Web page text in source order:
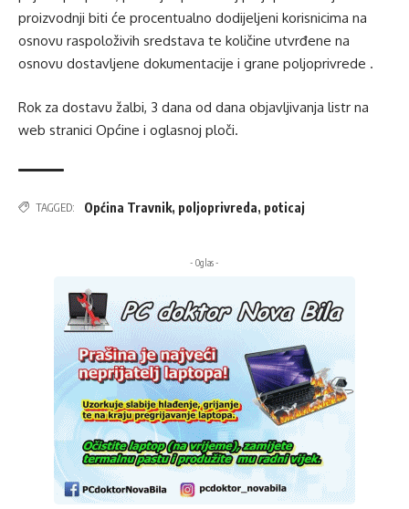
proizvodnji biti će procentualno dodijeljeni korisnicima na
osnovu raspoloživih sredstava te količine utvrđene na
osnovu dostavljene dokumentacije i grane poljoprivrede .
Rok za dostavu žalbi, 3 dana od dana objavljivanja listr na
web stranici Općine i oglasnoj ploči.
TAGGED: Općina Travnik, poljoprivreda, poticaj
- Oglas -